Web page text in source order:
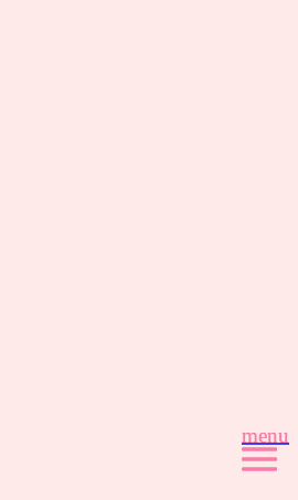
menu
menu